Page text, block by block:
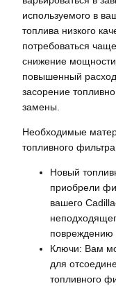
используемого в
топлива низкого
потребоваться
снижение мощности
повышенный расход
засорение
замены.
Необходимые
топливного
Новый
приобрели
вашего
повреждению
Ключи: Вам
для
топливного